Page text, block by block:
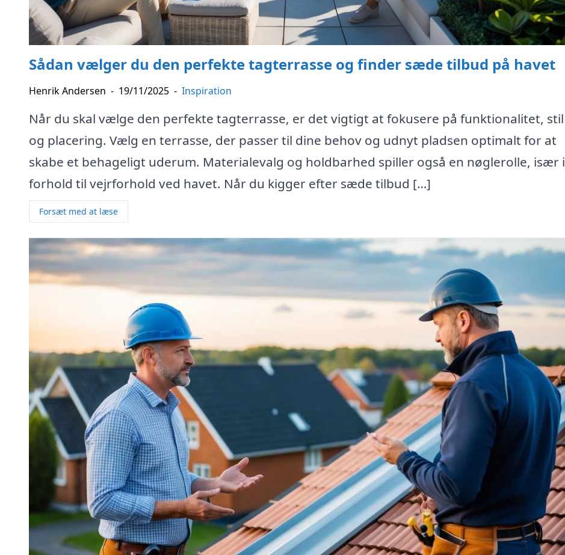
Sådan vælger du den perfekte tagterrasse og finder sæde tilbud på havet
Henrik Andersen - 19/11/2025 - Inspiration
Når du skal vælge den perfekte tagterrasse, er det vigtigt at fokusere på funktionalitet, stil
og placering. Vælg en terrasse, der passer til dine behov og udnyt pladsen optimalt for at
skabe et behageligt uderum. Materialevalg og holdbarhed spiller også en nøglerolle, især i
forhold til vejrforhold ved havet. Når du kigger efter sæde tilbud […]
Forsæt med at læse